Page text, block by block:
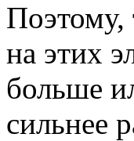
Поэтому,
на этих
больше
сильнее